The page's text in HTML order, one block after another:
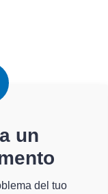
un
del tuo